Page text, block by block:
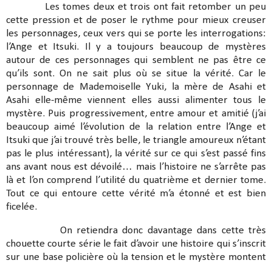
Les tomes deux et trois ont fait retomber un peu
cette pression et de poser le rythme pour mieux creuser
les personnages, ceux vers qui se porte les interrogations:
l’Ange et Itsuki. Il y a toujours beaucoup de mystères
autour de ces personnages qui semblent ne pas être ce
qu’ils sont. On ne sait plus où se situe la vérité. Car le
personnage de Mademoiselle Yuki, la mère de Asahi et
Asahi elle-même viennent elles aussi alimenter tous le
mystère. Puis progressivement, entre amour et amitié (j’ai
beaucoup aimé l’évolution de la relation entre l’Ange et
Itsuki que j’ai trouvé très belle, le triangle amoureux n’étant
pas le plus intéressant), la vérité sur ce qui s’est passé fins
ans avant nous est dévoilé… mais l’histoire ne s’arrête pas
là et l’on comprend l’utilité du quatrième et dernier tome.
Tout ce qui entoure cette vérité m’a étonné et est bien
ficelée.
On retiendra donc davantage dans cette très
chouette courte série le fait d’avoir une histoire qui s’inscrit
sur une base policière où la tension et le mystère montent